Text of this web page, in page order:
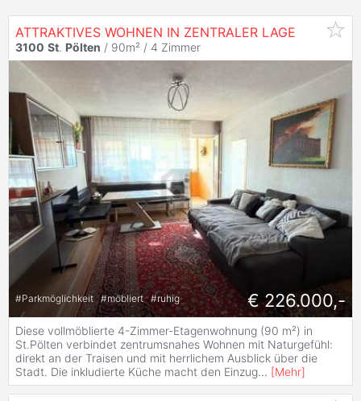
ATTRAKTIVES WOHNEN IN ZENTRALER LAGE
3100 St. Pölten / 90m² / 4 Zimmer
#Parkmöglichkeit #möbliert #ruhig € 226.000,-
Diese vollmöblierte 4-Zimmer-Etagenwohnung (90 m²) in
St.Pölten verbindet zentrumsnahes Wohnen mit Naturgefühl:
direkt an der Traisen und mit herrlichem Ausblick über die
Stadt. Die inkludierte Küche macht den Einzug... [Mehr]